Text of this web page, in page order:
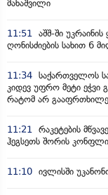
მახაშვილი
11:51
აშშ-ში
ღონისძიების სახით 6
11:34 საქართველოს
კიდევ უფრო მეტი ეჭვი
რატომ არ
11:21
რაკეტების
ჰეგსეთს შორის
11:10 ივლისში